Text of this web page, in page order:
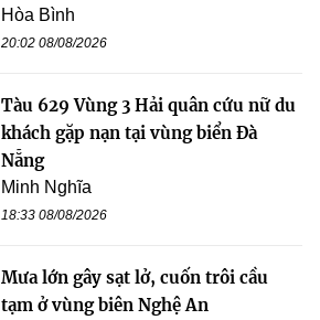
Hòa Bình
20:02 08/08/2026
Tàu 629 Vùng 3 Hải quân cứu nữ du
khách gặp nạn tại vùng biển Đà
Nẵng
Minh Nghĩa
18:33 08/08/2026
Mưa lớn gây sạt lở, cuốn trôi cầu
tạm ở vùng biên Nghệ An